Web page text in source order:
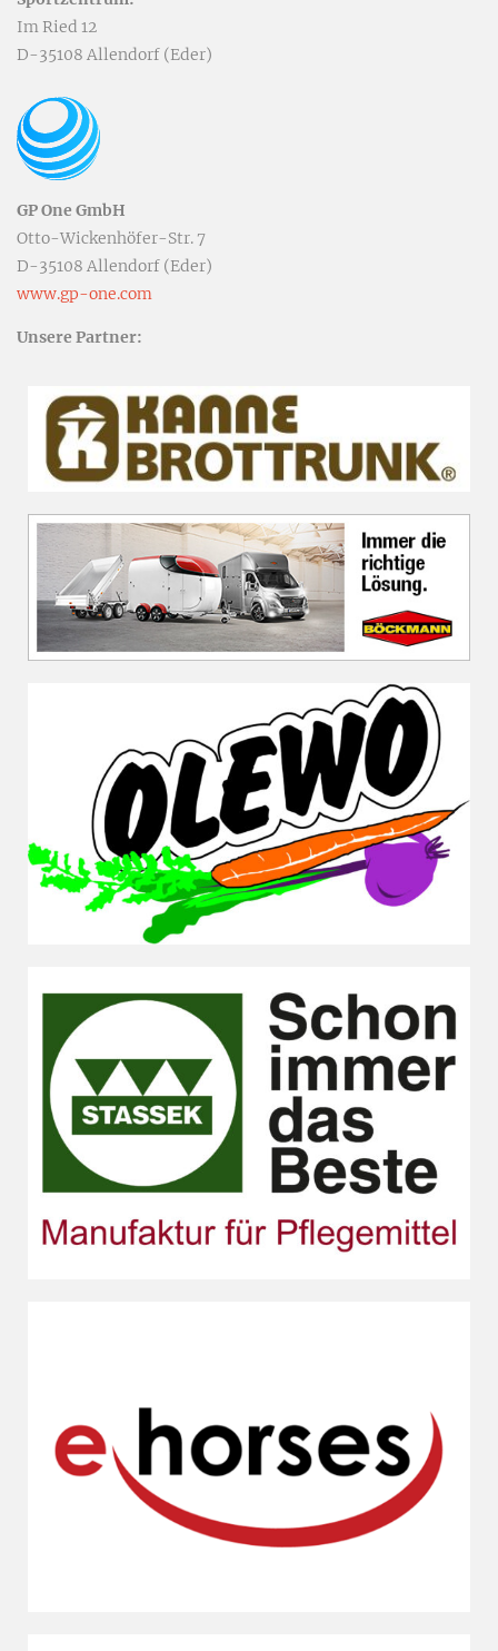
Im Ried 12
D-35108 Allendorf (Eder)
GP One GmbH
Otto-Wickenhöfer-Str. 7
D-35108 Allendorf (Eder)
www.gp-one.com
Unsere Partner: